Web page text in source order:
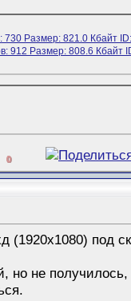
0
(1920x1080) под
не получилось,